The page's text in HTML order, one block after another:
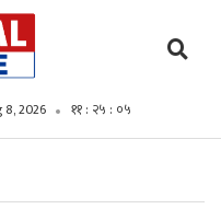
8, 2026 ११ : २५ : ०७